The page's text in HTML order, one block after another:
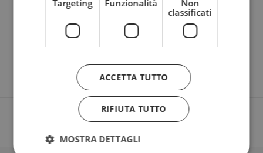
www.abbruzzo24ore.tv, il 31 marzo 2011
Targeting Funzionalità
Non
classificati
ACCETTA TUTTO
RIFIUTA TUTTO
MOSTRA DETTAGLI